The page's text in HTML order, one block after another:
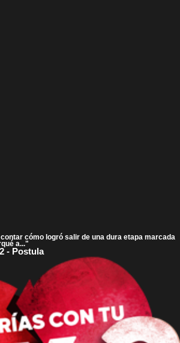
cómo logró salir de una dura etapa marcada
a..."
- Postula